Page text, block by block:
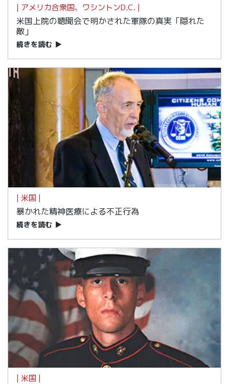
| アメリカ合衆国、ワシントンD.C. |
米国上院の聴聞会で明かされた軍隊の真実「隠れた
敵」
続きを読む ▶
| 米国 |
暴かれた精神医療による不正行為
続きを読む ▶
| 米国 |